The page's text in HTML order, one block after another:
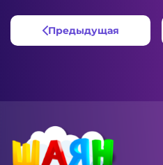
Предыдущая